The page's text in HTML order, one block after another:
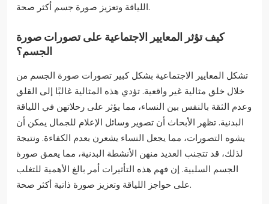
اللياقة وتعزيز صورة جسم أكثر صحة.
كيف تؤثر المعايير الاجتماعية على تصورات صورة
الجسم؟
تشكل المعايير الاجتماعية بشكل كبير تصورات صورة الجسم من
خلال خلق مثالية غير واقعية. تؤدي هذه المثالية غالبًا إلى القلق
وعدم الثقة بالنفس بين النساء، مما يؤثر على رحلاتهن في اللياقة
البدنية. تظهر الأبحاث أن تصوير وسائل الإعلام للجمال يمكن أن
يشوه التصورات، مما يجعل النساء يشعرن بعدم الكفاءة. ونتيجة
لذلك، قد تتجنب العديد منهن الأنشطة البدنية، مما يعمق صورة
الجسم السلبية. إن فهم هذه التأثيرات أمر بالغ الأهمية للتغلب
على حواجز اللياقة وتعزيز صورة ذاتية أكثر صحة.